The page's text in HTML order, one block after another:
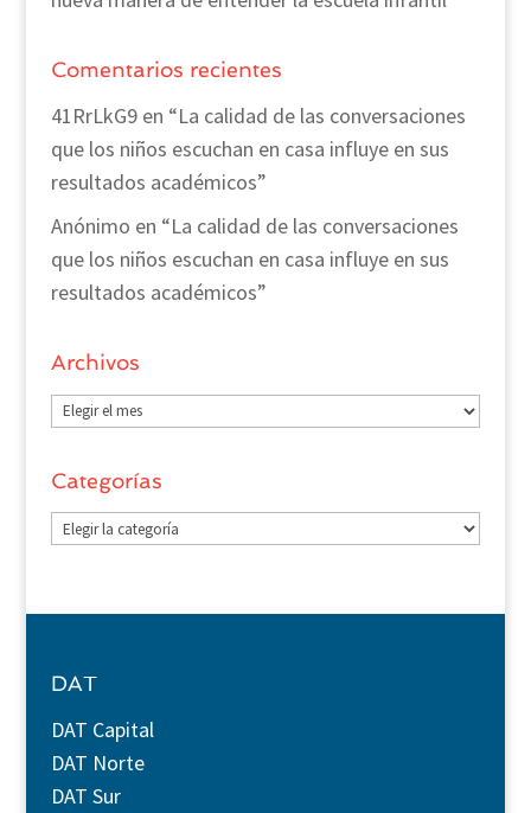
Comentarios recientes
41RrLkG9en “La calidad de las conversaciones
que los niños escuchan en casa influye en sus
resultados académicos”
Anónimo en “La calidad de las conversaciones
que los niños escuchan en casa influye en sus
resultados académicos”
Archivos
Archivos
Categorías
Categorías
DAT
DAT Capital
DAT Norte
DAT Sur